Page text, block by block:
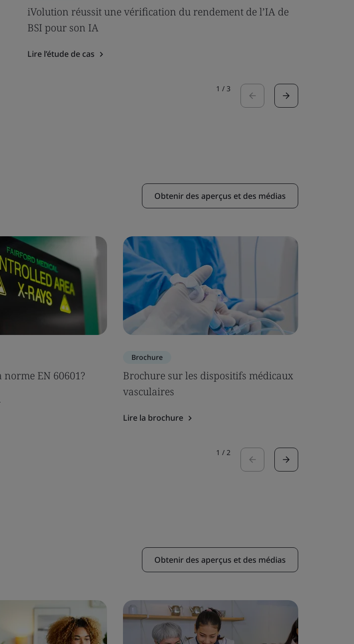
iVolution réussit une vérification du rendement de l’IA de
BSI pour son IA
Lire l’étude de cas
1 / 3
Obtenir des aperçus et des médias
norme EN 60601?
Brochure
Brochure sur les dispositifs médicaux
vasculaires
Lire la brochure
1 / 2
Obtenir des aperçus et des médias